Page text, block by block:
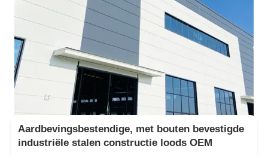
Aardbevingsbestendige, met bouten bevestigde
industriële stalen constructie loods OEM